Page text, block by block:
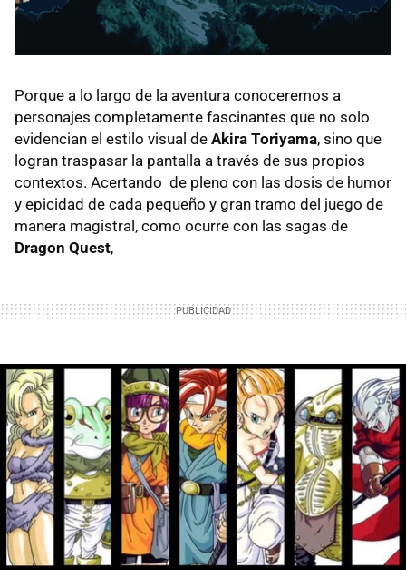
Porque a lo largo de la aventura conoceremos a
personajes completamente fascinantes que no solo
evidencian el estilo visual de Akira Toriyama, sino que
logran traspasar la pantalla a través de sus propios
contextos. Acertando de pleno con las dosis de humor
y epicidad de cada pequeño y gran tramo del juego de
manera magistral, como ocurre con las sagas de
Dragon Quest,